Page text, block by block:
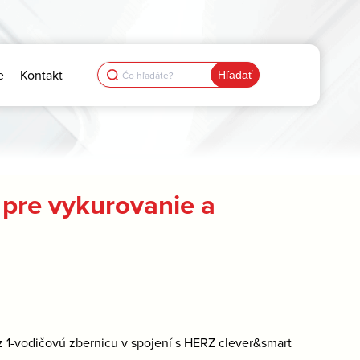
Kontakt Search
for:
vykurovanie a
vodičovú zbernicu v spojení s HERZ clever&smart